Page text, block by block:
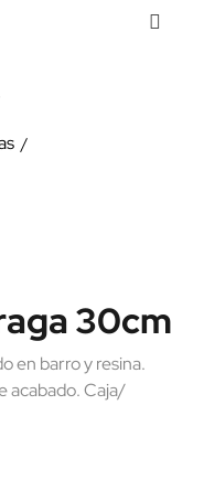
30cm
en barro y resina.
acabado. Caja/